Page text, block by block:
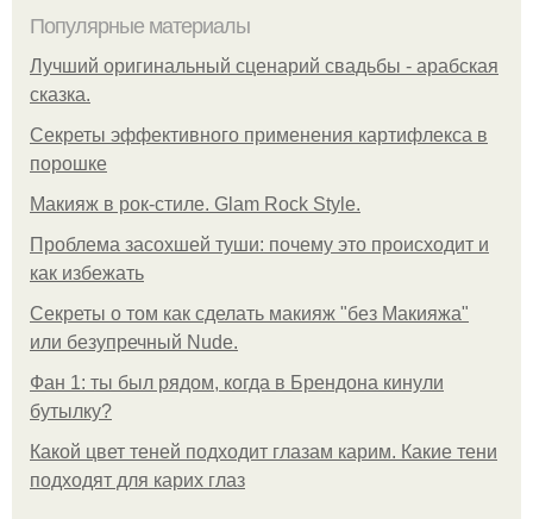
Популярные материалы
Лучший оригинальный сценарий свадьбы - арабская
сказка.
Секреты эффективного применения картифлекса в
порошке
Макияж в рок-стиле. Glam Rock Style.
Проблема засохшей туши: почему это происходит и
как избежать
Секреты о том как сделать макияж "без Макияжа"
или безупречный Nude.
Фан 1: ты был рядом, когда в Брендона кинули
бутылку?
Какой цвет теней подходит глазам карим. Какие тени
подходят для карих глаз